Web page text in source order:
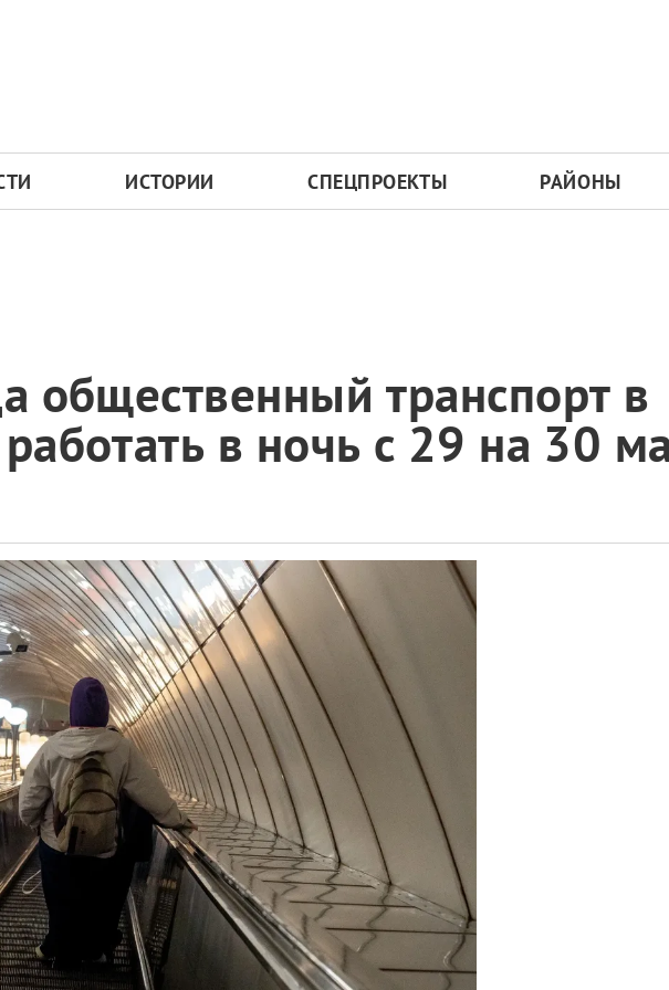
ИСТОРИИ СПЕЦПРОЕКТЫ РАЙОНЫ
общественный транспорт в
в ночь с 29 на 30